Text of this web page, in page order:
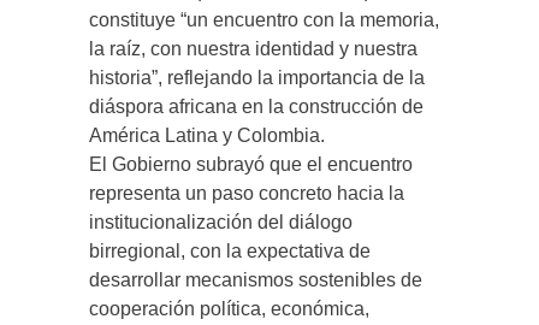
constituye “un encuentro con la memoria,
la raíz, con nuestra identidad y nuestra
historia”, reflejando la importancia de la
diáspora africana en la construcción de
América Latina y Colombia.
El Gobierno subrayó que el encuentro
representa un paso concreto hacia la
institucionalización del diálogo
birregional, con la expectativa de
desarrollar mecanismos sostenibles de
cooperación política, económica,